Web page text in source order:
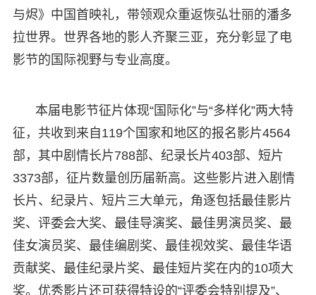
与烬》中国首映礼，带领观众重返恢弘壮丽的潘多
拉世界。世界各地的影人齐聚三亚，充分彰显了电
影节的国际视野与专业高度。
本届电影节征片体现“国际化”与“多样化”两大特
征，共收到来自119个国家和地区的报名影片4564
部，其中剧情长片788部、纪录长片403部、短片
3373部，征片数量创历届新高。这些影片进入剧情
长片、纪录片、短片三大单元，角逐包括最佳影片
奖、评委会大奖、最佳导演奖、最佳男演员奖、最
佳女演员奖、最佳编剧奖、最佳视效奖、最佳华语
贡献奖、最佳纪录片奖、最佳短片奖在内的10项大
奖。优秀影片还可获得特设的“评委会特别提及”、